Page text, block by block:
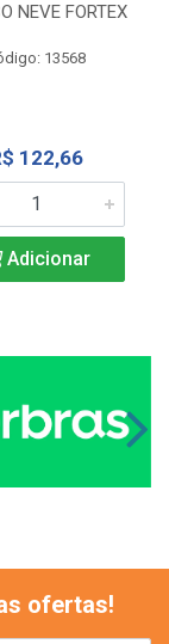
NEVE FORTEX
13568
122,66
Adicionar
ofertas!